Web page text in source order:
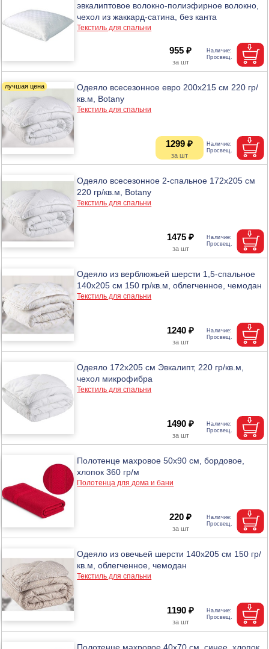
эвкалиптовое волокно-полиэфирное волокно,
чехол из жаккард-сатина, без канта
Текстиль для спальни
955 ₽
Одеяло всесезонное евро 200х215 см 220 гр/
кв.м, Botany
Текстиль для спальни
1299 ₽
Одеяло всесезонное 2-спальное 172х205 см
220 гр/кв.м, Botany
Текстиль для спальни
1475 ₽
Одеяло из верблюжьей шерсти 1,5-спальное
140х205 см 150 гр/кв.м, облегченное, чемодан
Текстиль для спальни
1240 ₽
Одеяло 172х205 см Эвкалипт, 220 гр/кв.м,
чехол микрофибра
Текстиль для спальни
1490 ₽
Полотенце махровое 50х90 см, бордовое,
хлопок 360 гр/м
Полотенца для дома и бани
220 ₽
Одеяло из овечьей шерсти 140х205 см 150 гр/
кв.м, облегченное, чемодан
Текстиль для спальни
1190 ₽
Полотенце махровое 40х70 см, синее, хлопок